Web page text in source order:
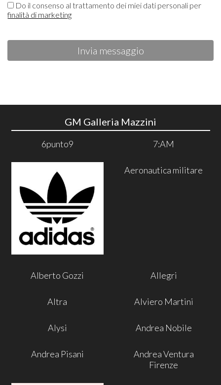
Do il consenso al trattamento dei miei dati personali per
finalità di marketing
Invia messaggio
GM Galleria Mazzini
6punto9 7:AM
Aeronautica militare
Alberto Gozzi Allegri
Altra Alviero Martini
Alysi Andrea Nobile
Andrea Pisani
Andrea Ventura
Firenze